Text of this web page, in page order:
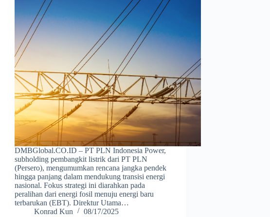
DMBGlobal.CO.ID – PT PLN Indonesia Power,
subholding pembangkit listrik dari PT PLN
(Persero), mengumumkan rencana jangka pendek
hingga panjang dalam mendukung transisi energi
nasional. Fokus strategi ini diarahkan pada
peralihan dari energi fosil menuju energi baru
terbarukan (EBT). Direktur Utama…
Konrad Kun
08/17/2025